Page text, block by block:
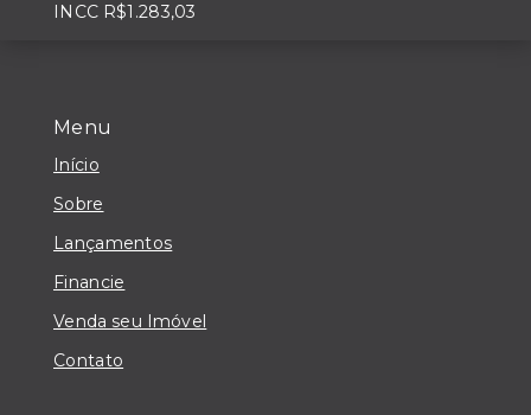
Menu
Início
Sobre
Lançamentos
Financie
Venda seu Imóvel
Contato
INCC R$1.283,03